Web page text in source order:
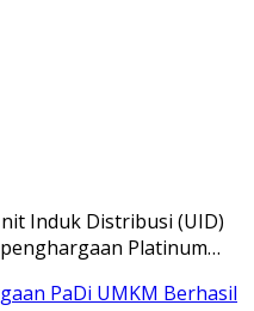
Induk Distribusi (UID)
Platinum…